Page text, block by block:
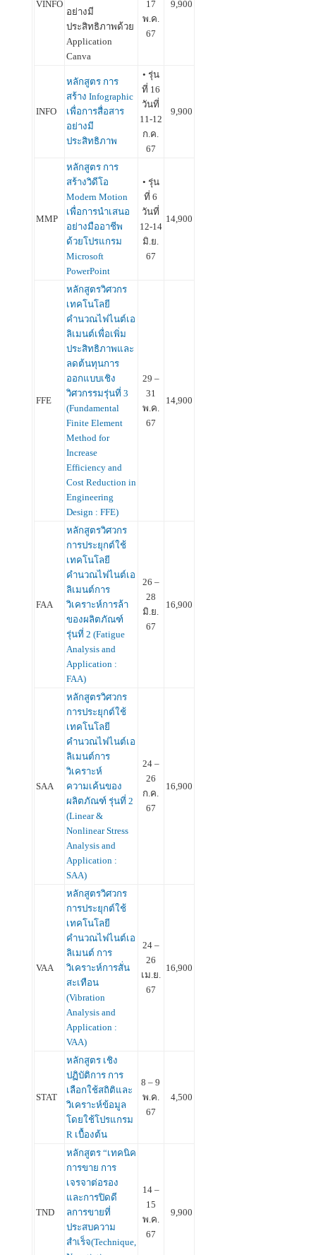
VINFO
อย่างมี
ประสิทธิภาพด้วย
Application
Canva
17
พ.ค.
67
9,900
INFO
หลักสูตร การ
สร้าง Infographic
เพื่อการสื่อสาร
อย่างมี
ประสิทธิภาพ
• รุ่น
ที่ 16
วันที่
11-12
ก.ค.
67
9,900
MMP
หลักสูตร การ
สร้างวิดีโอ
Modern Motion
เพื่อการนำเสนอ
อย่างมืออาชีพ
ด้วยโปรแกรม
Microsoft
PowerPoint
• รุ่น
ที่ 6
วันที่
12-14
มิ.ย.
67
14,900
FFE
หลักสูตรวิศวกร
เทคโนโลยี
คำนวณไฟไนต์เอ
ลิเมนต์เพื่อเพิ่ม
ประสิทธิภาพและ
ลดต้นทุนการ
ออกแบบเชิง
วิศวกรรมรุ่นที่ 3
(Fundamental
Finite Element
Method for
Increase
Efficiency and
Cost Reduction in
Engineering
Design : FFE)
29 –
31
พ.ค.
67
14,900
FAA
หลักสูตรวิศวกร
การประยุกต์ใช้
เทคโนโลยี
คำนวณไฟไนต์เอ
ลิเมนต์การ
วิเคราะห์การล้า
ของผลิตภัณฑ์
รุ่นที่ 2 (Fatigue
Analysis and
Application :
FAA)
26 –
28
มิ.ย.
67
16,900
SAA
หลักสูตรวิศวกร
การประยุกต์ใช้
เทคโนโลยี
คำนวณไฟไนต์เอ
ลิเมนต์การ
วิเคราะห์
ความเค้นของ
ผลิตภัณฑ์ รุ่นที่ 2
(Linear &
Nonlinear Stress
Analysis and
Application :
SAA)
24 –
26
ก.ค.
67
16,900
VAA
หลักสูตรวิศวกร
การประยุกต์ใช้
เทคโนโลยี
คำนวณไฟไนต์เอ
ลิเมนต์ การ
วิเคราะห์การสั่น
สะเทือน
(Vibration
Analysis and
Application :
VAA)
24 –
26
เม.ย.
67
16,900
STAT
หลักสูตร เชิง
ปฏิบัติการ การ
เลือกใช้สถิติและ
วิเคราะห์ข้อมูล
โดยใช้โปรแกรม
R เบื้องต้น
8 – 9
พ.ค.
67
4,500
TND
หลักสูตร “เทคนิค
การขาย การ
เจรจาต่อรอง
และการปิดดี
ลการขายที่
ประสบความ
สำเร็จ(Technique,
14 –
15
พ.ค.
67
9,900